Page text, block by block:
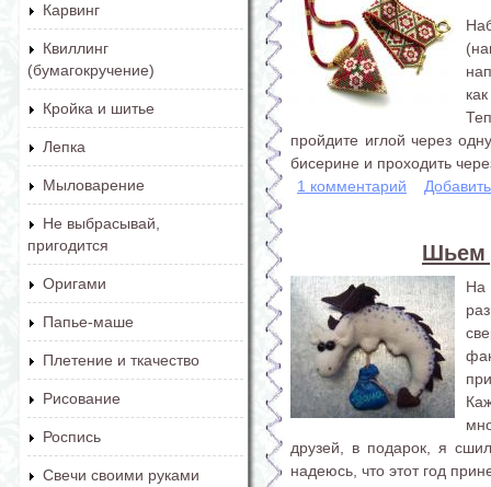
Карвинг
Квиллинг
(бумагокручение)
Кройка и шитье
Лепка
Мыловарение
Не выбрасывай,
пригодится
Оригами
Папье-маше
Плетение и ткачество
Рисование
Роспись
Свечи своими руками
пройдите иглой через
бисерине и проходить
1 комментарий
Шьем
На
друзей, в подарок, я
надеюсь, что этот год